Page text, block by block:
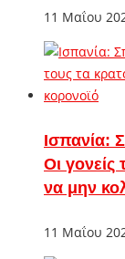
11 Μαΐου
Ισπανία:
Οι γονείς
να μην
11 Μαΐου